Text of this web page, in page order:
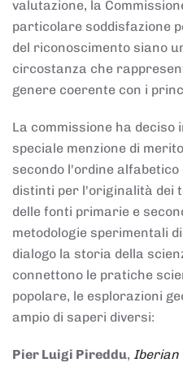
valutazione, la
particolare soddisfazione
del riconoscimento siano
circostanza che
genere coerente con i
La commissione ha
speciale menzione di
secondo l'ordine
distinti per l'originalità dei
delle fonti primarie e
metodologie sperimentali
dialogo la storia della
connettono le pratiche
popolare, le esplorazioni
ampio di saperi diversi:
Pier Luigi Pireddu, Iberian